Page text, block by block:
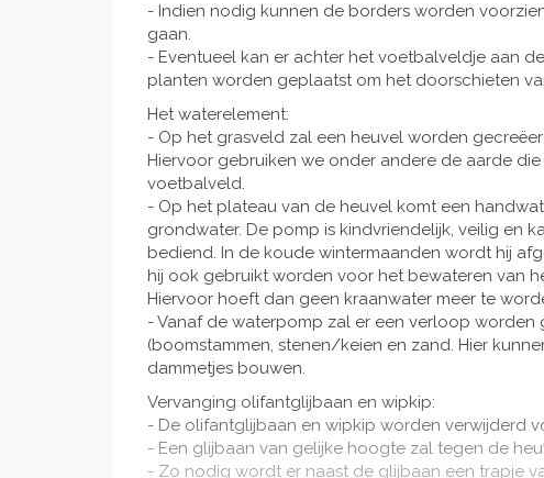
- Indien nodig kunnen de borders worden
gaan.
- Eventueel kan er achter het voetbalveldje aan
planten worden geplaatst om het doorschieten
Het waterelement:
- Op het grasveld zal een heuvel worden
Hiervoor gebruiken we onder andere de aarde
voetbalveld.
- Op het plateau van de heuvel komt een
grondwater. De pomp is kindvriendelijk, veilig en
bediend. In de koude wintermaanden wordt hij
hij ook gebruikt worden voor het bewateren van
Hiervoor hoeft dan geen kraanwater meer te
- Vanaf de waterpomp zal er een verloop worden
(boomstammen, stenen/keien en zand. Hier
dammetjes bouwen.
Vervanging olifantglijbaan en wipkip:
- De olifantglijbaan en wipkip worden verwijderd
- Een glijbaan van gelijke hoogte zal tegen de
- Zo nodig wordt er naast de glijbaan een trapje